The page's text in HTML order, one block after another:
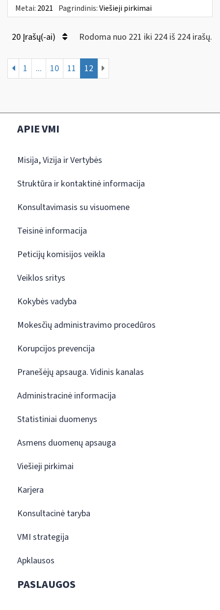
Metai: 2021 Pagrindinis:Viešieji pirkimai
20 Įrašų(-ai) Rodoma nuo 221 iki 224 iš 224 irašų.
1 ... 10 11 12
APIE VMI
Misija, Vizija ir Vertybės
Struktūra ir kontaktinė informacija
Konsultavimasis su visuomene
Teisinė informacija
Peticijų komisijos veikla
Veiklos sritys
Kokybės vadyba
Mokesčių administravimo procedūros
Korupcijos prevencija
Pranešėjų apsauga. Vidinis kanalas
Administracinė informacija
Statistiniai duomenys
Asmens duomenų apsauga
Viešieji pirkimai
Karjera
Konsultacinė taryba
VMI strategija
Apklausos
PASLAUGOS